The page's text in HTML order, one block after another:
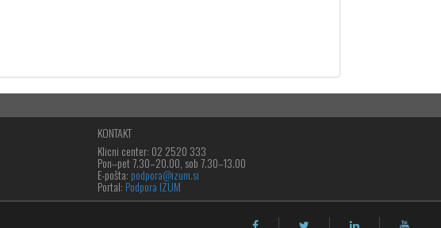
KONTAKT
Klicni center: 02 2520 333
Pon‒pet 7.30–20.00, sob 7.30–13.00
E-pošta: podpora@izum.si
Portal: Podpora IZUM